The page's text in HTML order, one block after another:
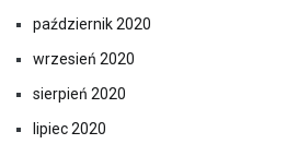
październik 2020
wrzesień 2020
sierpień 2020
lipiec 2020